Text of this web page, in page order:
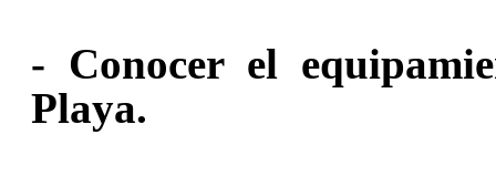
- Conocer el
Playa.